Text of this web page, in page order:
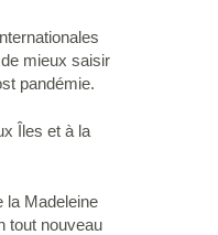
mieux saisir
pandémie.
Îles et à la
la Madeleine
tout nouveau